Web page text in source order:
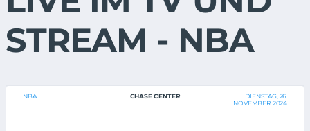
STREAM - NBA
NBA CHASE CENTER
DIENSTAG, 26.
NOVEMBER 2024